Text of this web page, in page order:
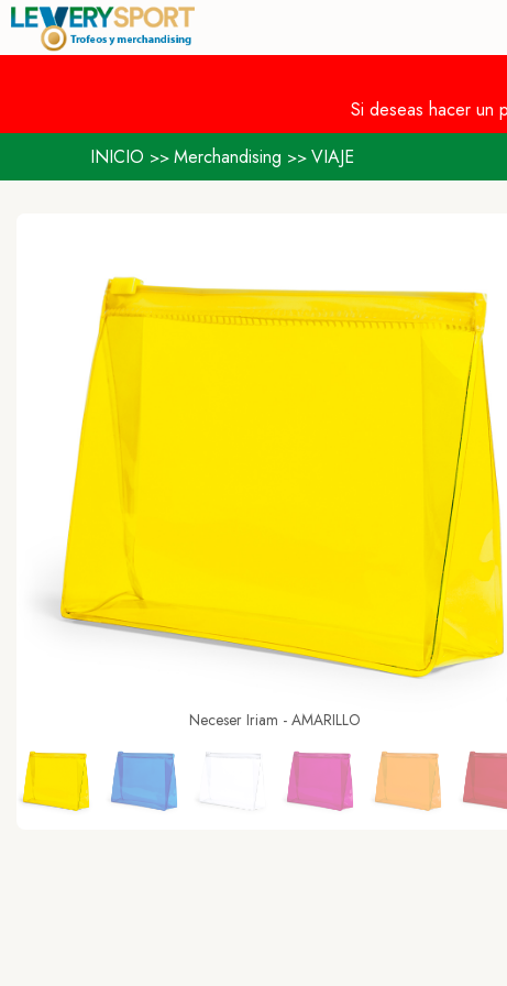
Si deseas hacer un
INICIO >> Merchandising >> VIAJE
Neceser Iriam - AMARILLO